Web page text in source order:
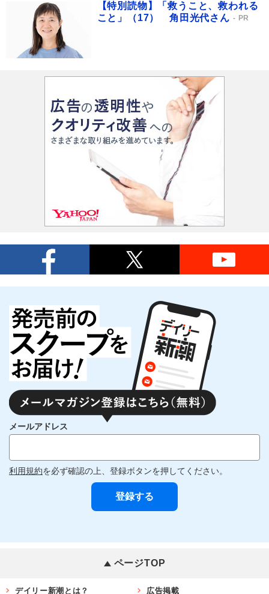
【特別読物】「救うこと、救われる
こと」（17） 角田光代さん
PR
メールアドレス
利用規約を必ず確認の上、登録ボタンを押してください。
ページTOP
デイリー新潮とは？ 広告掲載